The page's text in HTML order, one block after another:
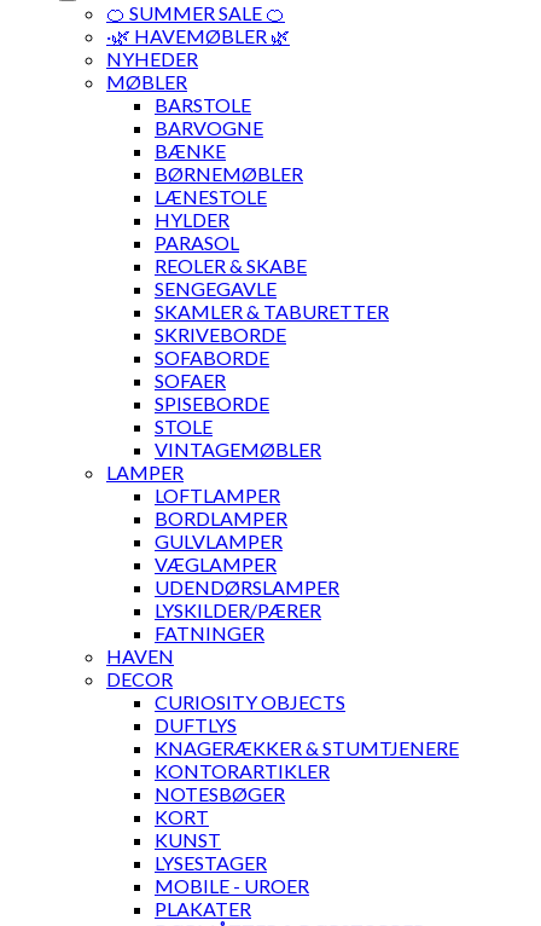
🍊 SUMMER SALE 🍊
·🌿 HAVEMØBLER 🌿
NYHEDER
MØBLER
BARSTOLE
BARVOGNE
BÆNKE
BØRNEMØBLER
LÆNESTOLE
HYLDER
PARASOL
REOLER & SKABE
SENGEGAVLE
SKAMLER & TABURETTER
SKRIVEBORDE
SOFABORDE
SOFAER
SPISEBORDE
STOLE
VINTAGEMØBLER
LAMPER
LOFTLAMPER
BORDLAMPER
GULVLAMPER
VÆGLAMPER
UDENDØRSLAMPER
LYSKILDER/PÆRER
FATNINGER
HAVEN
DECOR
CURIOSITY OBJECTS
DUFTLYS
KNAGERÆKKER & STUMTJENERE
KONTORARTIKLER
NOTESBØGER
KORT
KUNST
LYSESTAGER
MOBILE - UROER
PLAKATER